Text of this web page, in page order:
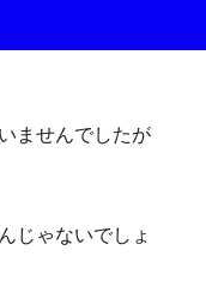
ませんでしたが
じゃないでしょ